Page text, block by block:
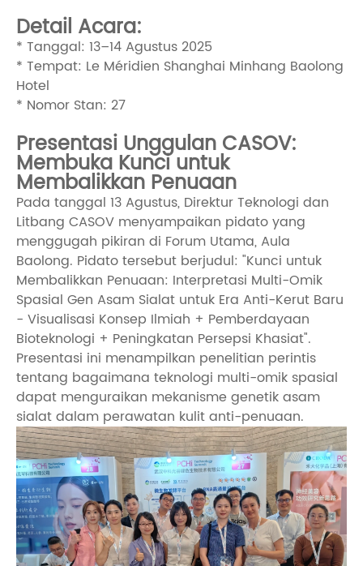
Detail Acara:
* Tanggal: 13–14 Agustus 2025
* Tempat: Le Méridien Shanghai Minhang Baolong
Hotel
* Nomor Stan: 27
Presentasi Unggulan CASOV:
Membuka Kunci untuk
Membalikkan Penuaan
Pada tanggal 13 Agustus, Direktur Teknologi dan
Litbang CASOV menyampaikan pidato yang
menggugah pikiran di Forum Utama, Aula
Baolong. Pidato tersebut berjudul: "Kunci untuk
Membalikkan Penuaan: Interpretasi Multi-Omik
Spasial Gen Asam Sialat untuk Era Anti-Kerut Baru
- Visualisasi Konsep Ilmiah + Pemberdayaan
Bioteknologi + Peningkatan Persepsi Khasiat".
Presentasi ini menampilkan penelitian perintis
tentang bagaimana teknologi multi-omik spasial
dapat menguraikan mekanisme genetik asam
sialat dalam perawatan kulit anti-penuaan.